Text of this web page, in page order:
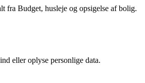
fra Budget, husleje og opsigelse af bolig.
eller oplyse personlige data.